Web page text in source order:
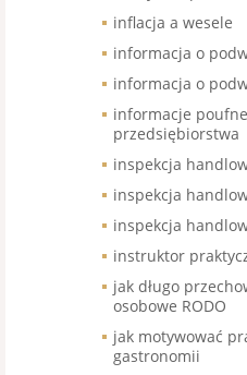
inflacja a wesele
informacja o
informacja o
informacje
przedsiębiorstwa
inspekcja
inspekcja
inspekcja
instruktor
jak długo
osobowe RODO
jak motywować
gastronomii